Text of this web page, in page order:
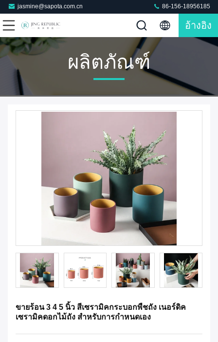
jasmine@sapota.com.cn 86-156-18956185
อ้างอิง
ผลิตภัณฑ์
ขายร้อน 3 4 5 นิ้ว สีเซรามิคกระบอกพืชถัง เนอร์ดิค
เซรามิคดอกไม้ถัง สําหรับการกําหนดเอง